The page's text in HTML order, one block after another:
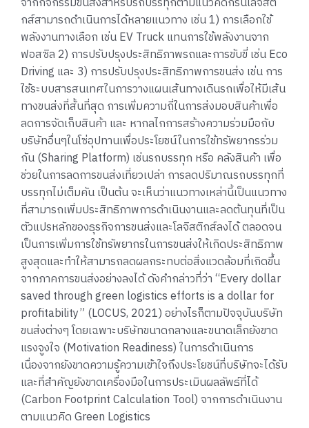
กส์สามารถดำเนินการได้หลายแนวทาง เช่น 1) การเลือกใช้
พลังงานทางเลือก เช่น EV Truck แทนการใช้พลังงานจาก
ฟอสซิล 2) การปรับปรุงประสิทธิภาพรถและการขับขี่ เช่น Eco
Driving และ 3) การปรับปรุงประสิทธิภาพการขนส่ง เช่น การ
ใช้ระบบสารสนเทศในการวางแผนเส้นทางเดินรถเพื่อให้มีเส้น
ทางขนส่งที่สั้นที่สุด การเพิ่มความถี่ในการส่งมอบสินค้าเพื่อ
ลดการจัดเก็บสินค้า และ หากลไกการสร้างความร่วมมือกับ
บริษัทอื่นๆในโซ่อุปทานเพื่อประโยชน์ในการใช้ทรัพยากรร่วม
กัน (Sharing Platform) เช่นรถบรรทุก หรือ คลังสินค้า เพื่อ
ช่วยในการลดการขนส่งเที่ยวเปล่า การลดปริมาณรถบรรทุกที่
บรรทุกไม่เต็มคัน เป็นต้น จะเห็นว่าแนวทางเหล่านี้เป็นแนวทาง
ที่สามารถเพิ่มประสิทธิภาพการดำเนินงานและลดต้นทุนที่เป็น
ตัวแปรหลักของธุรกิจการขนส่งและโลจิสติกส์ลงได้ ตลอดจน
เป็นการเพิ่มการใช้ทรัพยากรในการขนส่งให้เกิดประสิทธิภาพ
สูงสุดและทำให้สามารถลดผลกระทบต่อสิ่งแวดล้อมที่เกิดขึ้น
จากภาคการขนส่งอย่างลงได้ ดังคำกล่าวที่ว่า “Every dollar
saved through green logistics efforts is a dollar for
profitability” (LOCUS, 2021) อย่างไรก็ตามปัจจุบันบริษัท
ขนส่งต่างๆ โดยเฉพาะบริษัทขนาดกลางและขนาดเล็กยังขาด
แรงจูงใจ (Motivation Readiness) ในการดำเนินการ
เนื่องจากยังขาดความรู้ความเข้าใจถึงประโยชน์ที่บริษัทจะได้รับ
และที่สำคัญยังขาดเครื่องมือในการประเมินผลลัพธ์ที่ได้
(Carbon Footprint Calculation Tool) จากการดำเนินงาน
ตามแนวคิด Green Logistics